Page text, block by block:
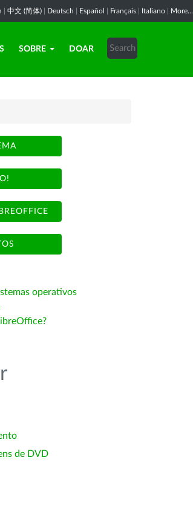
中文 (简体) Deutsch Español Français Italiano More...
SOBRE DOAR
operativos
de DVD